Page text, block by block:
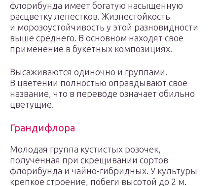
флорибунда имеет богатую насыщенную
расцветку лепестков. Жизнестойкость
и морозоустойчивость у этой разновидности
выше среднего. В основном находят свое
применение в букетных композициях.
Высаживаются одиночно и группами.
В цветении полностью оправдывают свое
название, что в переводе означает обильно
цветущие.
Грандифлора
Молодая группа кустистых розочек,
полученная при скрещивании сортов
флорибунда и чайно-гибридных. У культуры
крепкое строение, побеги высотой до 2 м.